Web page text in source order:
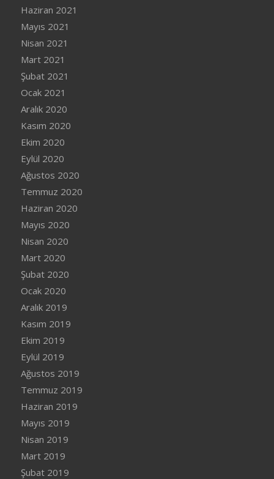
Haziran 2021
Mayıs 2021
Nisan 2021
Mart 2021
Şubat 2021
Ocak 2021
Aralık 2020
Kasım 2020
Ekim 2020
Eylül 2020
Ağustos 2020
Temmuz 2020
Haziran 2020
Mayıs 2020
Nisan 2020
Mart 2020
Şubat 2020
Ocak 2020
Aralık 2019
Kasım 2019
Ekim 2019
Eylül 2019
Ağustos 2019
Temmuz 2019
Haziran 2019
Mayıs 2019
Nisan 2019
Mart 2019
Şubat 2019